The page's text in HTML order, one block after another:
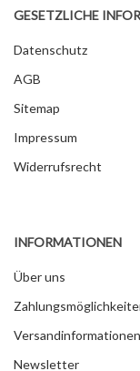
GESETZLICHE
Datenschutz
AGB
Sitemap
Impressum
Widerrufsrecht
INFORMATIONEN
Über uns
Versandinformationen
Newsletter